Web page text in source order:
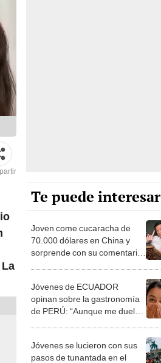
Te puede interesar
Joven come cucaracha de
70.000 dólares en China y
sorprende con su comentario:
Jóvenes de ECUADOR
opinan sobre la gastronomía
de PERÚ: “Aunque me duela,
Jóvenes se lucieron con sus
pasos de tunantada en el